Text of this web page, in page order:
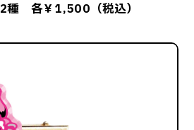
各￥1,500（税込）